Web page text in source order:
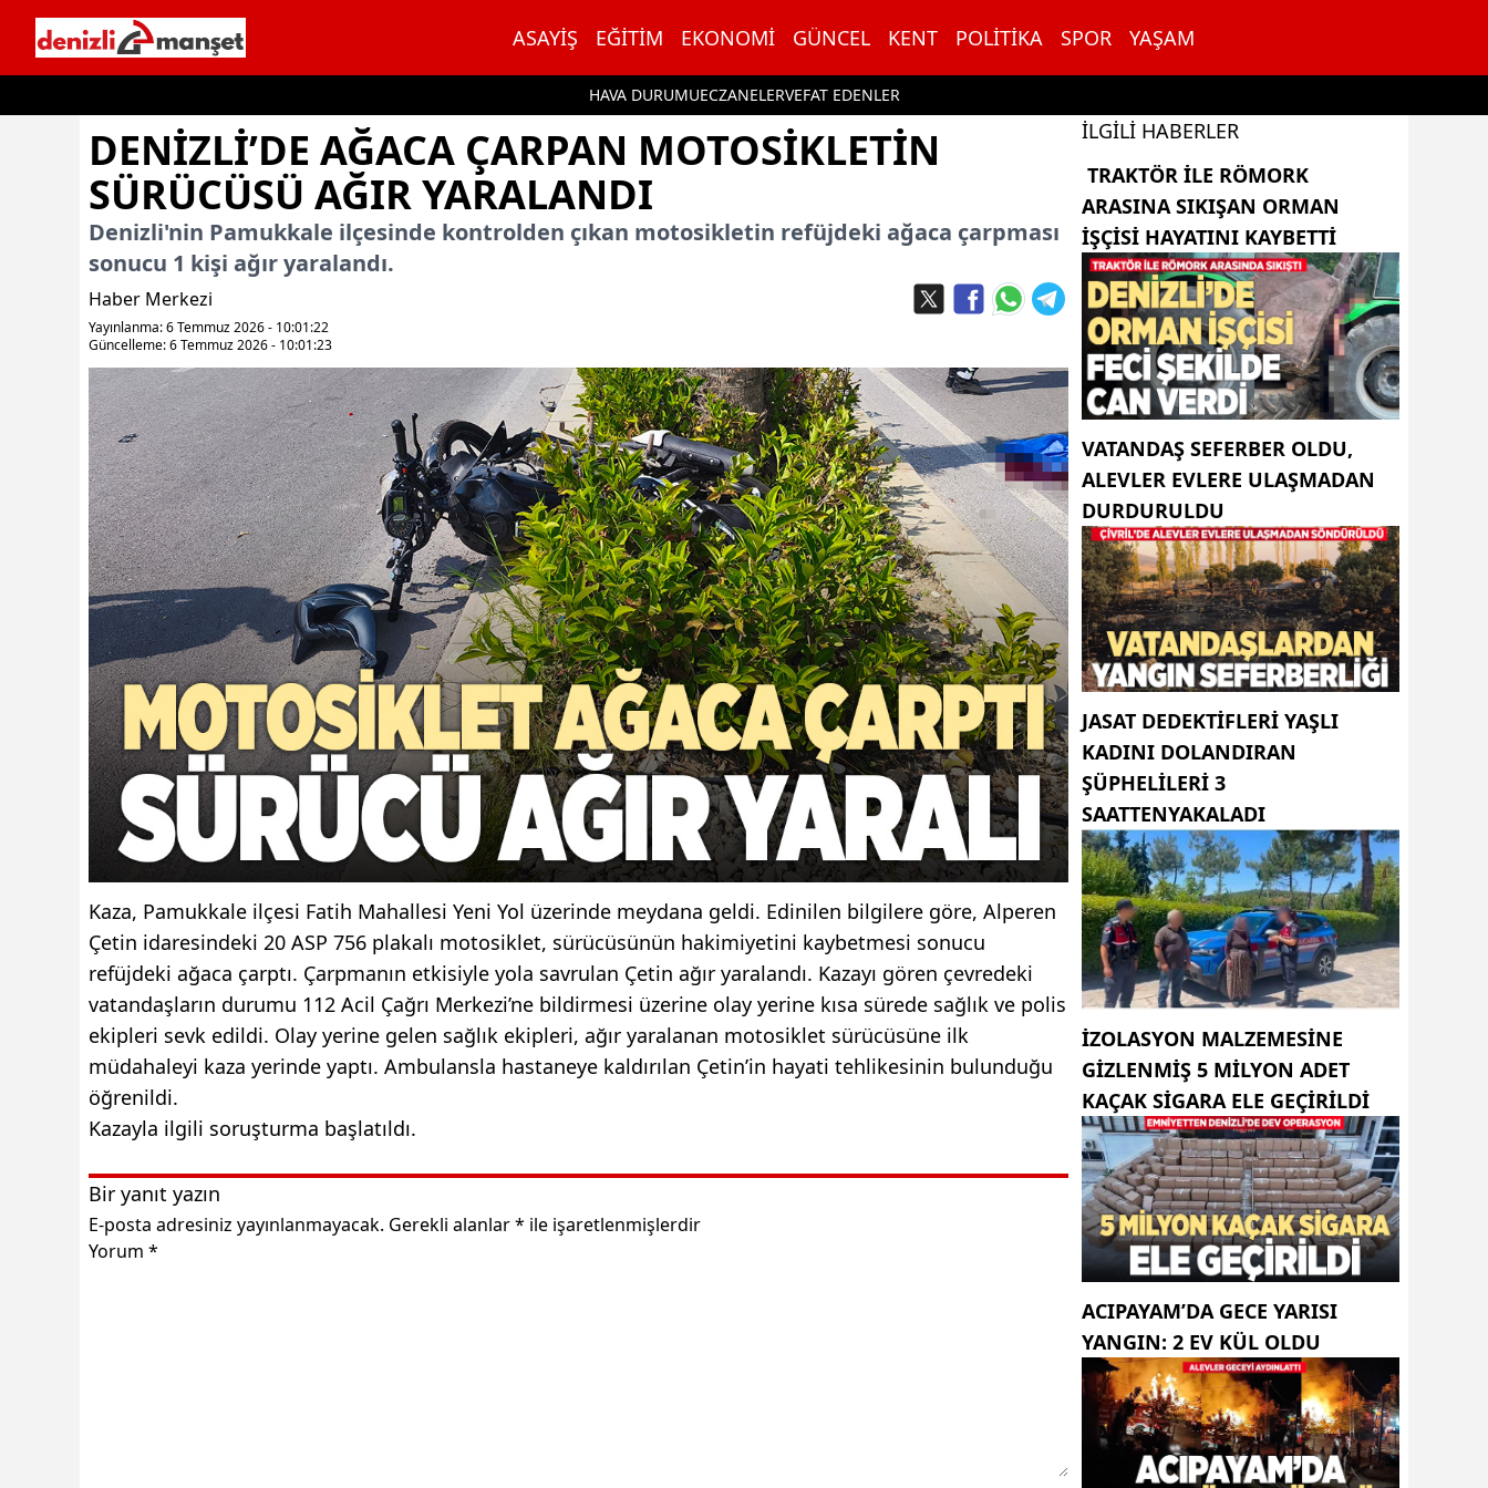
ASAYIŞ EĞITIM EKONOMI GÜNCEL KENT POLITIKA SPOR YAŞAM
HAVA DURUMUECZANELERVEFAT EDENLER
İçeriğe geç
DENIZLI’DE AĞACA ÇARPAN MOTOSIKLETIN
SÜRÜCÜSÜ AĞIR YARALANDI
Denizli'nin Pamukkale ilçesinde kontrolden çıkan motosikletin refüjdeki ağaca çarpması
sonucu 1 kişi ağır yaralandı.
Haber Merkezi
Yayınlanma: 6 Temmuz 2026 - 10:01:22
Güncelleme: 6 Temmuz 2026 - 10:01:23
Kaza, Pamukkale ilçesi Fatih Mahallesi Yeni Yol üzerinde meydana geldi. Edinilen bilgilere göre, Alperen
Çetin idaresindeki 20 ASP 756 plakalı motosiklet, sürücüsünün hakimiyetini kaybetmesi sonucu
refüjdeki ağaca çarptı. Çarpmanın etkisiyle yola savrulan Çetin ağır yaralandı. Kazayı gören çevredeki
vatandaşların durumu 112 Acil Çağrı Merkezi’ne bildirmesi üzerine olay yerine kısa sürede sağlık ve polis
ekipleri sevk edildi. Olay yerine gelen sağlık ekipleri, ağır yaralanan motosiklet sürücüsüne ilk
müdahaleyi kaza yerinde yaptı. Ambulansla hastaneye kaldırılan Çetin’in hayati tehlikesinin bulunduğu
öğrenildi.
Kazayla ilgili soruşturma başlatıldı.
Bir yanıt yazın
E-posta adresiniz yayınlanmayacak. Gerekli alanlar* ile işaretlenmişlerdir
Yorum *
İLGILI HABERLER
TRAKTÖR ILE RÖMORK
ARASINA SIKIŞAN ORMAN
IŞÇISI HAYATINI KAYBETTI
VATANDAŞ SEFERBER OLDU,
ALEVLER EVLERE ULAŞMADAN
DURDURULDU
JASAT DEDEKTIFLERI YAŞLI
KADINI DOLANDIRAN
ŞÜPHELILERI 3
SAATTENYAKALADI
İZOLASYON MALZEMESINE
GIZLENMIŞ 5 MILYON ADET
KAÇAK SIGARA ELE GEÇIRILDI
ACIPAYAM’DA GECE YARISI
YANGIN: 2 EV KÜL OLDU